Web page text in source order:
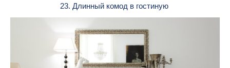
23. Длинный комод в гостиную